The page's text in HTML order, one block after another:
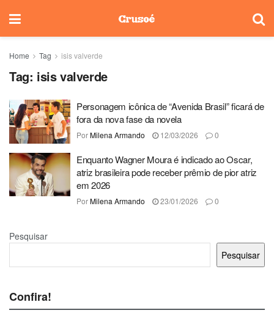
Home Tag isis valverde
Tag: isis valverde
Personagem icônica de “Avenida Brasil” ficará de
fora da nova fase da novela
PorMilena Armando 12/03/2026 0
Enquanto Wagner Moura é indicado ao Oscar,
atriz brasileira pode receber prêmio de pior atriz
em 2026
PorMilena Armando 23/01/2026 0
Pesquisar
Pesquisar
Confira!